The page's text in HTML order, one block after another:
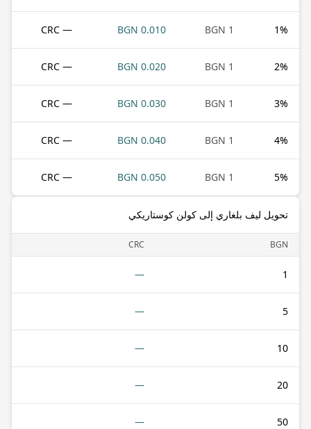
1%
1 BGN
0.010 BGN
— CRC
2%
1 BGN
0.020 BGN
— CRC
3%
1 BGN
0.030 BGN
— CRC
4%
1 BGN
0.040 BGN
— CRC
5%
1 BGN
0.050 BGN
— CRC
تحويل ليف بلغاري إلى كولن كوستاريكي
BGN
CRC
1
—
5
—
10
—
20
—
50
—